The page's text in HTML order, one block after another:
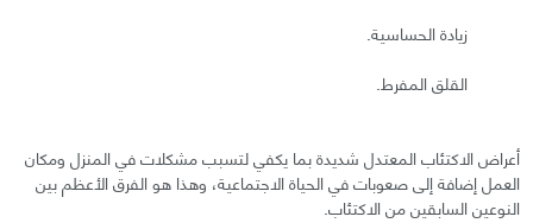
زيادة الحساسية.
القلق المفرط.
أعراض الاكتئاب المعتدل شديدة بما يكفي لتسبب مشكلات في المنزل ومكان
العمل إضافة إلى صعوبات في الحياة الاجتماعية، وهذا هو الفرق الأعظم بين
النوعين السابقين من الاكتئاب.